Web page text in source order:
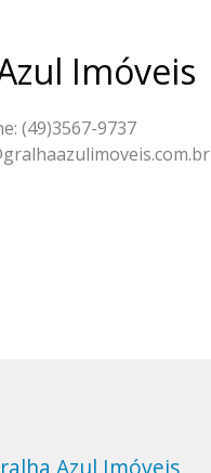
Imóveis
(49)3567-9737